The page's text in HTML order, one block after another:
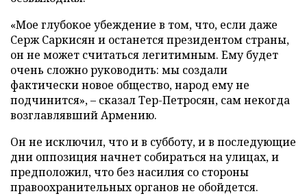
«Мое глубокое убеждение в том, что, если даже
Серж Саркисян и останется президентом страны,
он не может считаться легитимным. Ему будет
очень сложно руководить: мы создали
фактически новое общество, народ ему не
подчинится», – сказал Тер-Петросян, сам некогда
возглавлявший Армению.
Он не исключил, что и в субботу, и в последующие
дни оппозиция начнет собираться на улицах, и
предположил, что без насилия со стороны
правоохранительных органов не обойдется.